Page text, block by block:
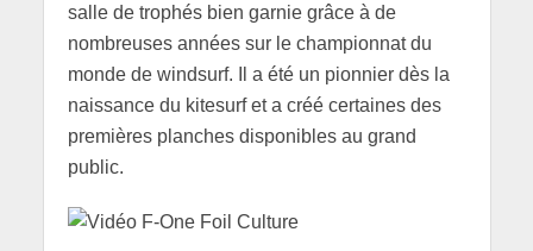
salle de trophés bien garnie grâce à de
nombreuses années sur le championnat du
monde de windsurf. Il a été un pionnier dès la
naissance du kitesurf et a créé certaines des
premières planches disponibles au grand
public.